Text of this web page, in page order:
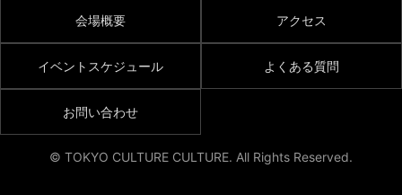
会場概要 アクセス
イベントスケジュール よくある質問
お問い合わせ
© TOKYO CULTURE CULTURE. All Rights Reserved.